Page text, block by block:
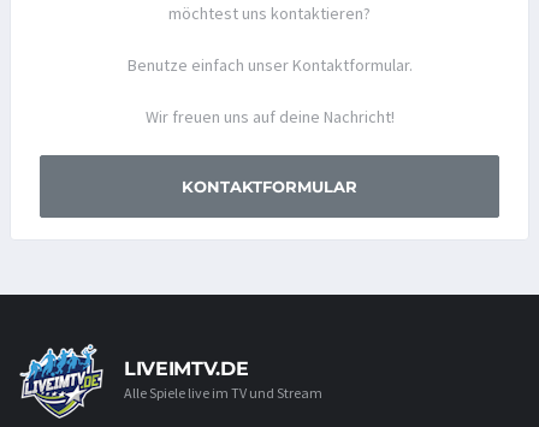
möchtest uns kontaktieren?
Benutze einfach unser Kontaktformular.
Wir freuen uns auf deine Nachricht!
KONTAKTFORMULAR
LIVEIMTV.DE
Alle Spiele live im TV und Stream